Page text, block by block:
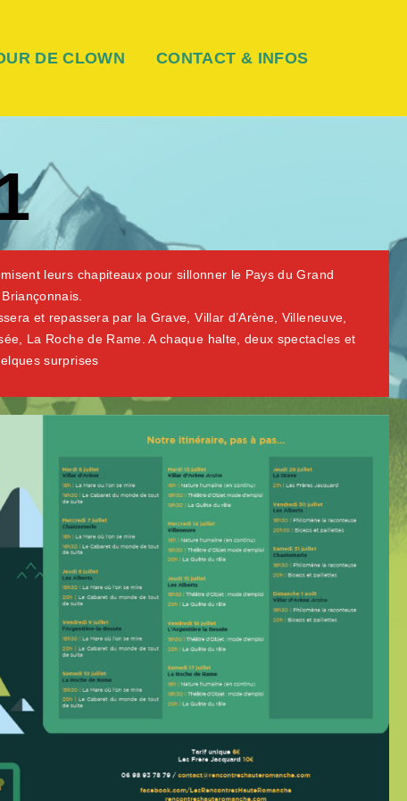
DE CLOWN CONTACT & INFOS
leurs chapiteaux pour sillonner le Pays du Grand
Briançonnais.
et repassera par la Grave, Villar d’Arène, Villeneuve,
La Roche de Rame. A chaque halte, deux spectacles et
surprises